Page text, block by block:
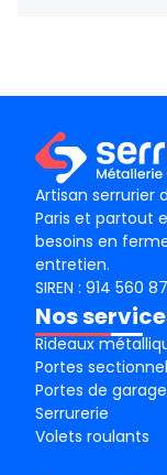
Artisan serrurier
Paris et partout
besoins en
entretien.
SIREN : 914 560
Nos
Rideaux
Portes
Portes de garage
Serrurerie
Volets roulants